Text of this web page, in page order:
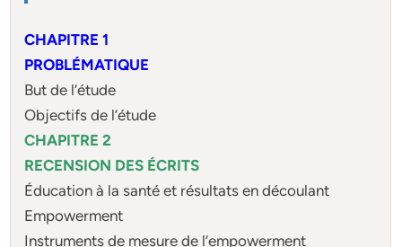
CHAPITRE 1
PROBLÉMATIQUE
But de l’étude
Objectifs de l’étude
CHAPITRE 2
RECENSION DES ÉCRITS
Éducation à la santé et résultats en découlant
Empowerment
Instruments de mesure de l’empowerment